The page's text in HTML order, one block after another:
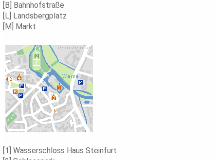
[B] Bahnhofstraße
[L] Landsbergplatz
[M] Markt
[1] Wasserschloss Haus Steinfurt